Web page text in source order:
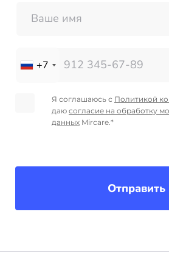
+7
Я соглашаюсь с Политикой
даю согласие на обработку
данных Mircare.*
Отправить